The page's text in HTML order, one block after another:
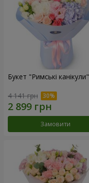
Букет "Римські канікули"
4 141 грн
Замовити